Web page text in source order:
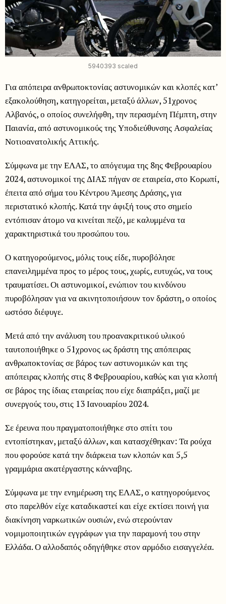
5940393 scaled
Για απόπειρα ανθρωποκτονίας αστυνομικών και κλοπές κατ’
εξακολούθηση, κατηγορείται, μεταξύ άλλων, 51χρονος
Αλβανός, ο οποίος συνελήφθη, την περασμένη Πέμπτη, στην
Παιανία, από αστυνομικούς της Υποδιεύθυνσης Ασφαλείας
Νοτιοανατολικής Αττικής.
Σύμφωνα με την ΕΛΑΣ, το απόγευμα της 8ης Φεβρουαρίου
2024, αστυνομικοί της ΔΙΑΣ πήγαν σε εταιρεία, στο Κορωπί,
έπειτα από σήμα του Κέντρου Άμεσης Δράσης, για
περιστατικό κλοπής. Κατά την άφιξή τους στο σημείο
εντόπισαν άτομο να κινείται πεζό, με καλυμμένα τα
χαρακτηριστικά του προσώπου του.
Ο κατηγορούμενος, μόλις τους είδε, πυροβόλησε
επανειλημμένα προς το μέρος τους, χωρίς, ευτυχώς, να τους
τραυματίσει. Οι αστυνομικοί, ενώπιον του κινδύνου
πυροβόλησαν για να ακινητοποιήσουν τον δράστη, ο οποίος
ωστόσο διέφυγε.
Μετά από την ανάλυση του προανακριτικού υλικού
ταυτοποιήθηκε ο 51χρονος ως δράστη της απόπειρας
ανθρωποκτονίας σε βάρος των αστυνομικών και της
απόπειρας κλοπής στις 8 Φεβρουαρίου, καθώς και για κλοπή
σε βάρος της ίδιας εταιρείας που είχε διαπράξει, μαζί με
συνεργούς του, στις 13 Ιανουαρίου 2024.
Σε έρευνα που πραγματοποιήθηκε στο σπίτι του
εντοπίστηκαν, μεταξύ άλλων, και κατασχέθηκαν: Τα ρούχα
που φορούσε κατά την διάρκεια των κλοπών και 5,5
γραμμάρια ακατέργαστης κάνναβης.
Σύμφωνα με την ενημέρωση της ΕΛΑΣ, ο κατηγορούμενος
στο παρελθόν είχε καταδικαστεί και είχε εκτίσει ποινή για
διακίνηση ναρκωτικών ουσιών, ενώ στερούνταν
νομιμοποιητικών εγγράφων για την παραμονή του στην
Ελλάδα. Ο αλλοδαπός οδηγήθηκε στον αρμόδιο εισαγγελέα.